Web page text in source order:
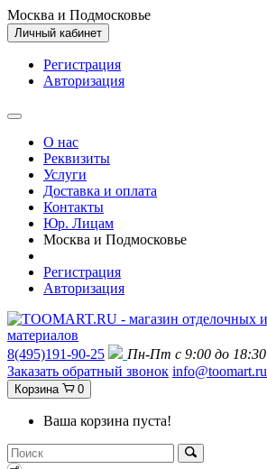
Москва и Подмосковье
Личный кабинет
Регистрация
Авторизация
О нас
Реквизиты
Услуги
Доставка и оплата
Контакты
Юр. Лицам
Москва и Подмосковье
Регистрация
Авторизация
8(495)191-90-25
Пн-Пт с 9:00 до 18:30
Заказать обратный звонок info@toomart.ru
Корзина 0
Ваша корзина пуста!